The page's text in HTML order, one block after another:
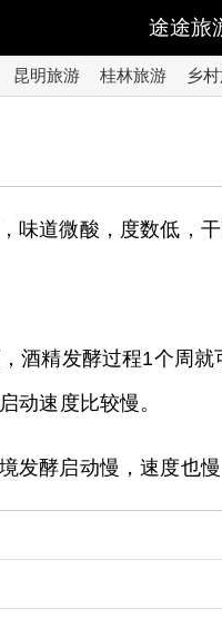
途途旅
昆明旅游 桂林旅游 乡
味道微酸，度数低，干
酒精发酵过程1个周
动速度比较慢。
发酵启动慢，速度也